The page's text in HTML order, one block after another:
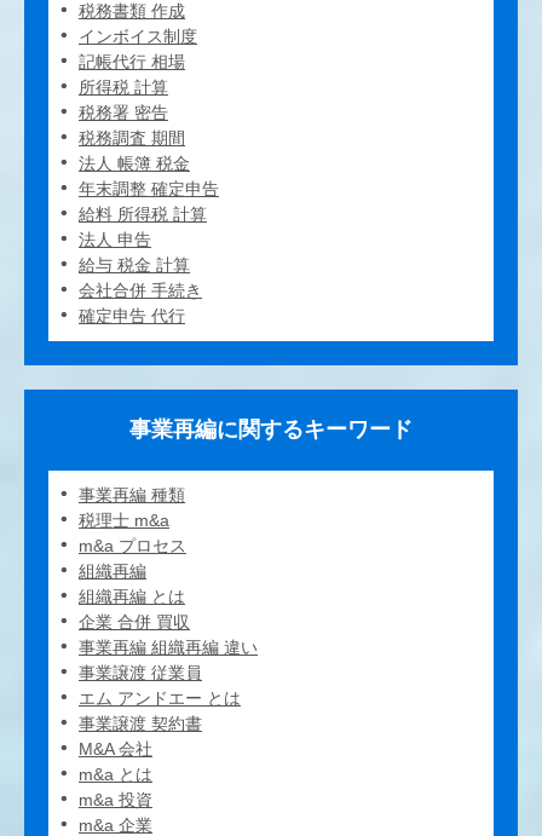
税務書類 作成
インボイス制度
記帳代行 相場
所得税 計算
税務署 密告
税務調査 期間
法人 帳簿 税金
年末調整 確定申告
給料 所得税 計算
法人 申告
給与 税金 計算
会社合併 手続き
確定申告 代行
事業再編に関するキーワード
事業再編 種類
税理士 m&a
m&a プロセス
組織再編
組織再編 とは
企業 合併 買収
事業再編 組織再編 違い
事業譲渡 従業員
エム アンドエー とは
事業譲渡 契約書
M&A 会社
m&a とは
m&a 投資
m&a 企業